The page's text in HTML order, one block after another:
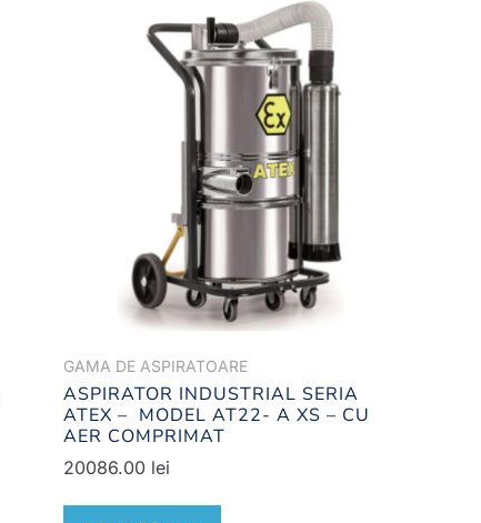
GAMA DE ASPIRATOARE
ASPIRATOR INDUSTRIAL SERIA
ATEX – MODEL AT22- A XS – CU
AER COMPRIMAT
20086.00 lei